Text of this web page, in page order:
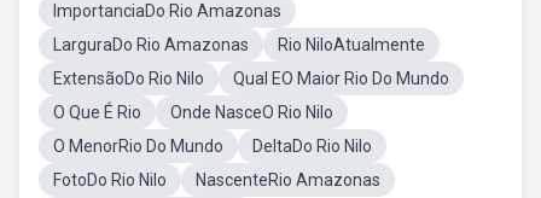
ImportanciaDo Rio Amazonas
LarguraDo Rio Amazonas
Rio NiloAtualmente
ExtensãoDo Rio Nilo
Qual EO Maior Rio Do Mundo
O Que É Rio
Onde NasceO Rio Nilo
O MenorRio Do Mundo
DeltaDo Rio Nilo
FotoDo Rio Nilo
NascenteRio Amazonas